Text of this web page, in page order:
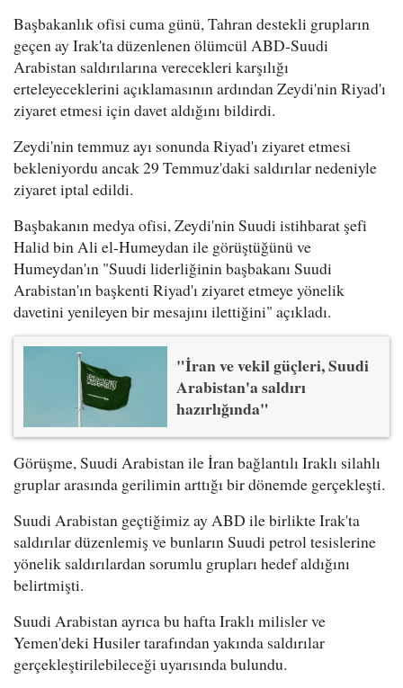
Başbakanlık ofisi cuma günü, Tahran destekli grupların
geçen ay Irak'ta düzenlenen ölümcül ABD-Suudi
Arabistan saldırılarına verecekleri karşılığı
erteleyeceklerini açıklamasının ardından Zeydi'nin Riyad'ı
ziyaret etmesi için davet aldığını bildirdi.
Zeydi'nin temmuz ayı sonunda Riyad'ı ziyaret etmesi
bekleniyordu ancak 29 Temmuz'daki saldırılar nedeniyle
ziyaret iptal edildi.
Başbakanın medya ofisi, Zeydi'nin Suudi istihbarat şefi
Halid bin Ali el-Humeydan ile görüştüğünü ve
Humeydan'ın "Suudi liderliğinin başbakanı Suudi
Arabistan'ın başkenti Riyad'ı ziyaret etmeye yönelik
davetini yenileyen bir mesajını ilettiğini" açıkladı.
"İran ve vekil güçleri, Suudi
Arabistan'a saldırı
hazırlığında"
Görüşme, Suudi Arabistan ile İran bağlantılı Iraklı silahlı
gruplar arasında gerilimin arttığı bir dönemde gerçekleşti.
Suudi Arabistan geçtiğimiz ay ABD ile birlikte Irak'ta
saldırılar düzenlemiş ve bunların Suudi petrol tesislerine
yönelik saldırılardan sorumlu grupları hedef aldığını
belirtmişti.
Suudi Arabistan ayrıca bu hafta Iraklı milisler ve
Yemen'deki Husiler tarafından yakında saldırılar
gerçekleştirilebileceği uyarısında bulundu.